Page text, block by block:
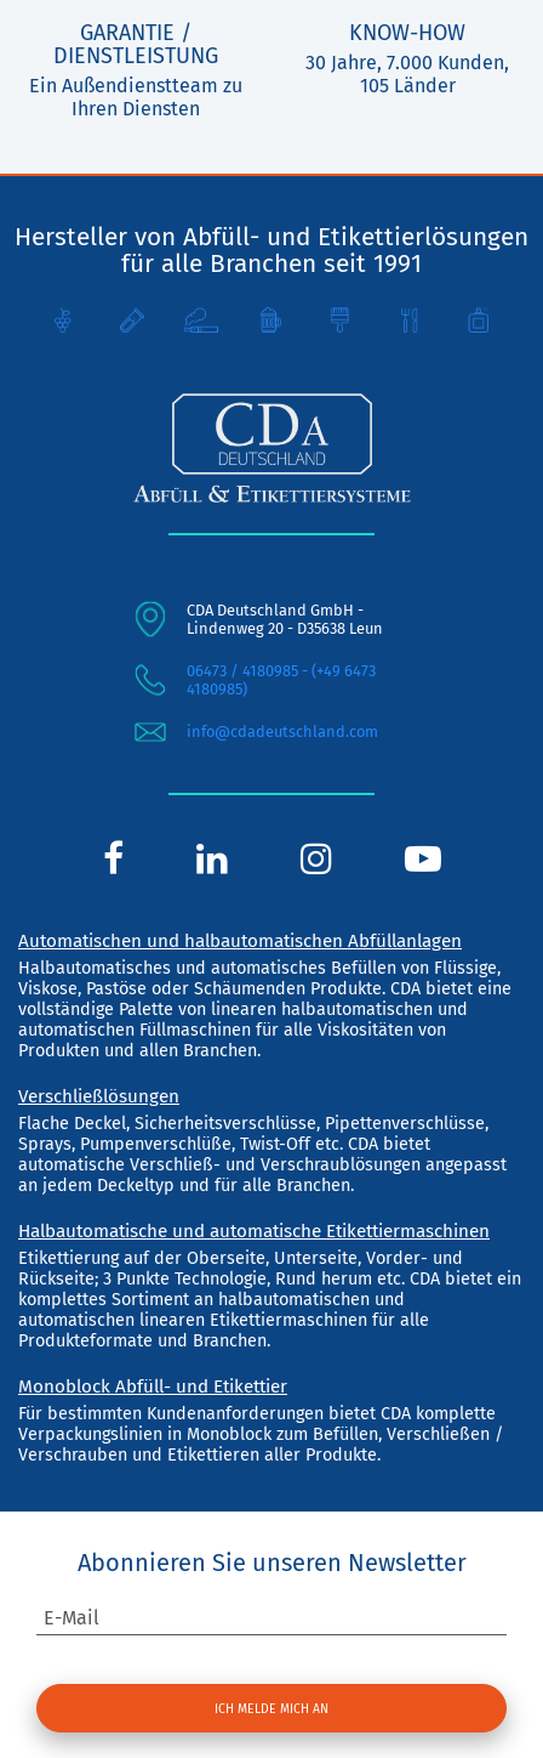
GARANTIE /
DIENSTLEISTUNG
Ein Außendienstteam zu
Ihren Diensten
KNOW-HOW
30 Jahre, 7.000 Kunden,
105 Länder
Hersteller von Abfüll- und Etikettierlösungen
für alle Branchen seit 1991
CDA Deutschland GmbH -
Lindenweg 20 - D35638 Leun
06473 / 4180985 - (+49 6473
4180985)
info@cdadeutschland.com
Automatischen und halbautomatischen Abfüllanlagen
Halbautomatisches und automatisches Befüllen von Flüssige,
Viskose, Pastöse oder Schäumenden Produkte. CDA bietet eine
vollständige Palette von linearen halbautomatischen und
automatischen Füllmaschinen für alle Viskositäten von
Produkten und allen Branchen.
Verschließlösungen
Flache Deckel, Sicherheitsverschlüsse, Pipettenverschlüsse,
Sprays, Pumpenverschlüße, Twist-Off etc. CDA bietet
automatische Verschließ- und Verschraublösungen angepasst
an jedem Deckeltyp und für alle Branchen.
Halbautomatische und automatische Etikettiermaschinen
Etikettierung auf der Oberseite, Unterseite, Vorder- und
Rückseite; 3 Punkte Technologie, Rund herum etc. CDA bietet ein
komplettes Sortiment an halbautomatischen und
automatischen linearen Etikettiermaschinen für alle
Produkteformate und Branchen.
Monoblock Abfüll- und Etikettier
Für bestimmten Kundenanforderungen bietet CDA komplette
Verpackungslinien in Monoblock zum Befüllen, Verschließen /
Verschrauben und Etikettieren aller Produkte.
Abonnieren Sie unseren Newsletter
E-Mail